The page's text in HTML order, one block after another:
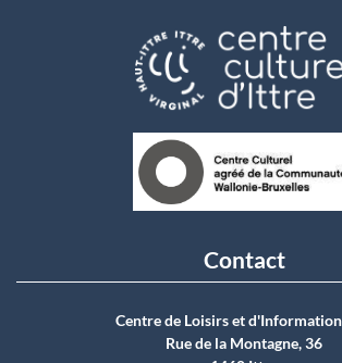
Contact
Centre de Loisirs et
Rue de la Montagne, 36